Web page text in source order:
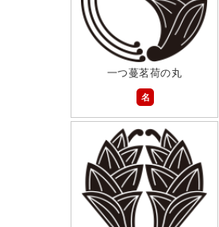
一つ蔓茗荷の丸
名